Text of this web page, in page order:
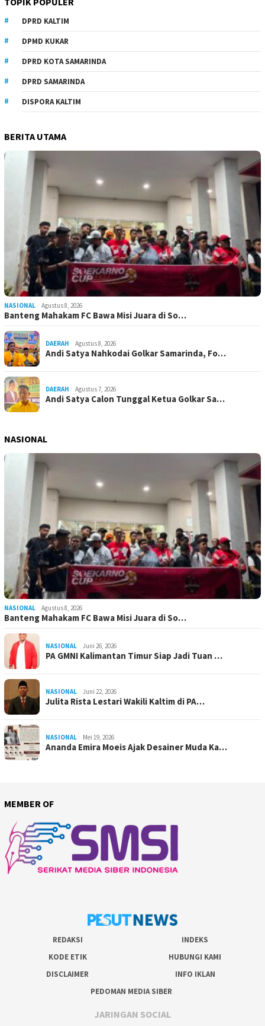
DPRD KALTIM
DPMD KUKAR
DPRD KOTA SAMARINDA
DPRD SAMARINDA
DISPORA KALTIM
BERITA UTAMA
NASIONAL Agustus 8, 2026
Banteng Mahakam FC Bawa Misi Juara di So…
DAERAH Agustus 8, 2026
Andi Satya Nahkodai Golkar Samarinda, Fo…
DAERAH Agustus 7, 2026
Andi Satya Calon Tunggal Ketua Golkar Sa…
NASIONAL
NASIONAL Agustus 8, 2026
Banteng Mahakam FC Bawa Misi Juara di So…
NASIONAL Juni 26, 2026
PA GMNI Kalimantan Timur Siap Jadi Tuan …
NASIONAL Juni 22, 2026
Julita Rista Lestari Wakili Kaltim di PA…
NASIONAL Mei 19, 2026
Ananda Emira Moeis Ajak Desainer Muda Ka…
MEMBER OF
REDAKSI
INDEKS
KODE ETIK
HUBUNGI KAMI
DISCLAIMER
INFO IKLAN
PEDOMAN MEDIA SIBER
JARINGAN SOCIAL